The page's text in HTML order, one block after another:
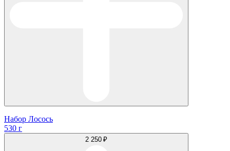
Набор Лосось
530 г
2 250 ₽